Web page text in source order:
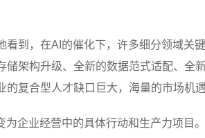
看到，在AI的催化下，许多细分领域关
储架构升级、全新的数据范式适配、全
的复合型人才缺口巨大，海量的市场机
为企业经营中的具体行动和生产力项目